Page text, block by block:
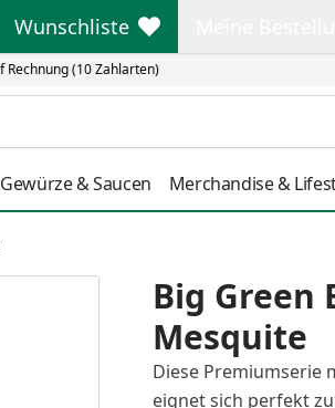
Rechnung (10 Zahlarten)
Wunschliste
Wunschliste
Gewürze & Saucen Merchandise &
Big Green
Mesquite
Diese Premiumserie
eignet sich perfekt